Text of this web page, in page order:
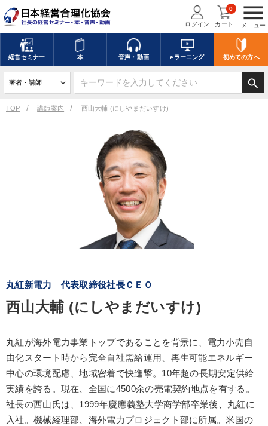
menu
メニュー
ログイン カート
0
経営セミナー 本 音声・動画 eラーニング 初めての方へ
search
TOP 講師案内 西山大輔 (にしやまだいすけ)
丸紅新電力 代表取締役社長ＣＥＯ
西山大輔 (にしやまだいすけ)
丸紅が海外電力事業トップであることを背景に、電力小売自
由化スタート時から完全自社需給運用、再生可能エネルギー
中心の環境配慮、地域密着で快進撃。10年超の長期安定供給
実績を誇る。現在、全国に4500余の売電契約地点を有する。
社長の西山氏は、1999年慶應義塾大学商学部卒業後、丸紅に
入社。機械経理部、海外電力プロジェクト部に所属。米国の